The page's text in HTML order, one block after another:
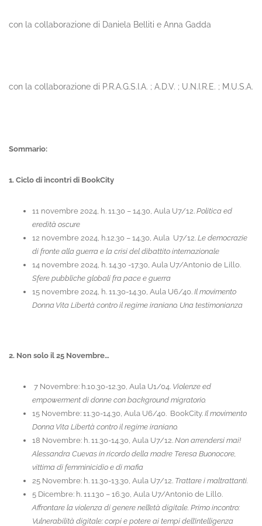
con la collaborazione di Daniela Belliti e Anna Gadda
con la collaborazione di P.R.A.G.S.I.A. ; A.D.V. ; U.N.I.R.E. ; M.U.S.A.
Sommario:
1. Ciclo di incontri di BookCity
11 novembre 2024, h. 11.30 – 14.30, Aula U7/12.Politica ed
eredità oscure
12 novembre 2024, h.12.30 – 14.30, Aula U7/12.Le democrazie
di fronte alla guerra e la crisi del dibattito internazionale
14 novembre 2024, h. 14.30 -17.30, Aula U7/Antonio de Lillo.
Sfere pubbliche globali fra pace e guerra
15 novembre 2024, h. 11.30-14.30, Aula U6/40.Il movimento
Donna Vita Libertà contro il regime iraniano. Una testimonianza
2. Non solo il 25 Novembre…
7 Novembre: h.10.30-12.30, Aula U1/04. Violenze ed
empowerment di donne con background migratorio.
15 Novembre: 11.30-14.30, Aula U6/40. BookCity.Il movimento
Donna Vita Libertà contro il regime iraniano.
18 Novembre: h. 11.30-14.30, Aula U7/12.Non arrendersi mai!
Alessandra Cuevas in ricordo della madre Teresa Buonocore,
vittima di femminicidio e di mafia
25 Novembre: h. 11.30-13.30, Aula U7/12. Trattare i maltrattanti.
5 Dicembre: h. 11.130 – 16.30, Aula U7/Antonio de Lillo.
Affrontare la violenza di genere nell’età digitale. Primo incontro:
Vulnerabilità digitale: corpi e potere ai tempi dell’intelligenza